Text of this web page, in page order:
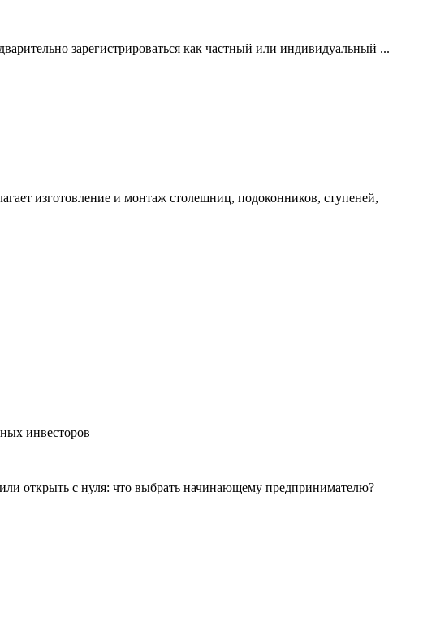
зарегистрироваться как частный или индивидуальный ...
изготовление и монтаж столешниц, подоконников, ступеней,